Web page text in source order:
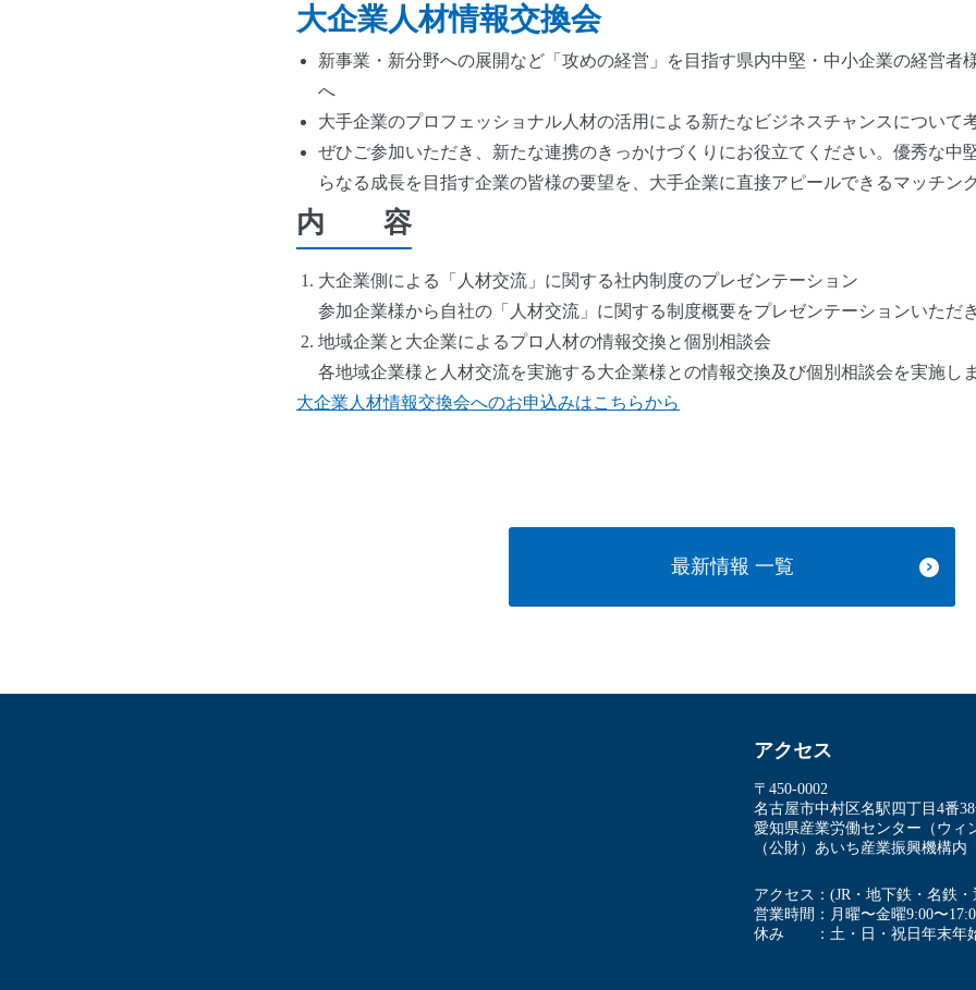
大企業人材情報交換会
新事業・新分野への展開など「攻めの経営」を目指す県内中堅・中小企業の経営者
へ
大手企業のプロフェッショナル人材の活用による新たなビジネスチャンスについて
ぜひご参加いただき、新たな連携のきっかけづくりにお役立てください。優秀な中
らなる成長を目指す企業の皆様の要望を、大手企業に直接アピールできるマッチン
内 容
大企業側による「人材交流」に関する社内制度のプレゼンテーション
参加企業様から自社の「人材交流」に関する制度概要をプレゼンテーションいただ
地域企業と大企業によるプロ人材の情報交換と個別相談会
各地域企業様と人材交流を実施する大企業様との情報交換及び個別相談会を実施し
大企業人材情報交換会へのお申込みはこちらから
最新情報 ⼀覧
アクセス
〒450-0002
名古屋市中村区名駅四丁⽬4番
愛知県産業労働センター（ウィ
（公財）あいち産業振興機構内
アクセス
(JR・地下鉄・名鉄
営業時間
⽉曜〜⾦曜9:00〜
休み
⼟・⽇・祝⽇年末年